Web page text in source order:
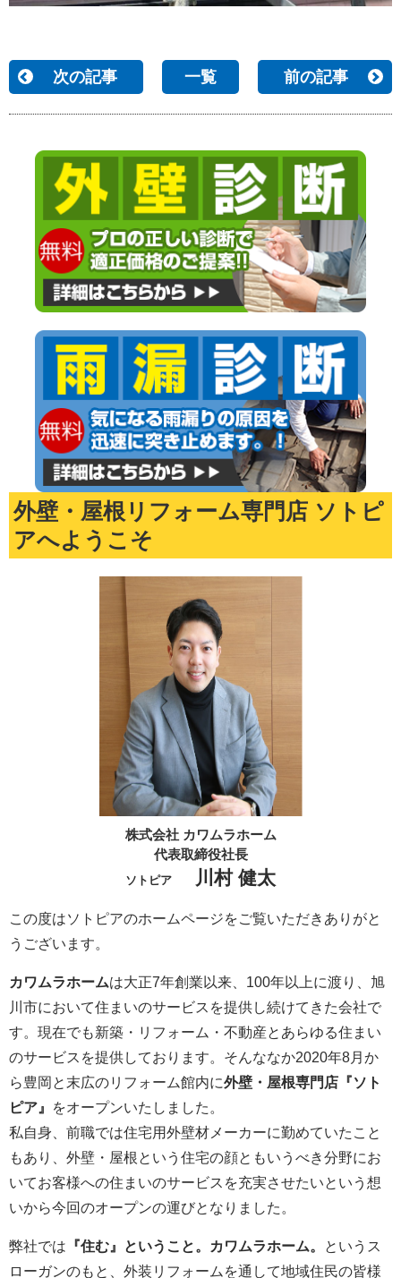
次の記事 一覧 前の記事
外壁・屋根リフォーム専門店 ソトピ
アへようこそ
株式会社 カワムラホーム
代表取締役社長
ソトピア 川村 健太
この度はソトピアのホームページをご覧いただきありがと
うございます。
カワムラホームは大正7年創業以来、100年以上に渡り、旭
川市において住まいのサービスを提供し続けてきた会社で
す。現在でも新築・リフォーム・不動産とあらゆる住まい
のサービスを提供しております。そんななか2020年8月か
ら豊岡と末広のリフォーム館内に外壁・屋根専門店『ソト
ピア』
をオープンいたしました。
私自身、前職では住宅用外壁材メーカーに勤めていたこと
もあり、外壁・屋根という住宅の顔ともいうべき分野にお
いてお客様への住まいのサービスを充実させたいという想
いから今回のオープンの運びとなりました。
弊社では 『住む』ということ。カワムラホーム。
というス
ローガンのもと、外装リフォームを通して地域住民の皆様